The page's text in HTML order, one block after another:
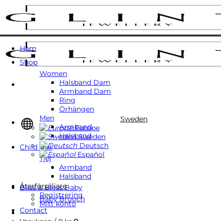
content
Sweden
Europe
Sweden
Deutsch
Español
Återförsäljare
Registrering
Mitt konto
Hem
Shop
Women
Halsband Dam
Armband Dam
Ring
Örhängen
Men
Armband
Halsband
Child Girl
Tjej
Armband
Halsband
Bliss & Bless Baby
Baby Brooch
Contact